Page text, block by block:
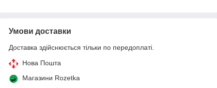
Умови доставки
Доставка здійснюється тільки по передоплаті.
Нова Пошта
Магазини Rozetka